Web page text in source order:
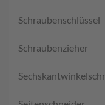
Schraubenschlüssel
Schraubenzieher